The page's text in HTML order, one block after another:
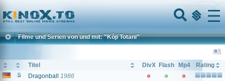
Home
Menu
Filme und Serien von und mit: "Kôji Totani"
Titel DivX Flash Mp4
Rating
Dragonball
1986